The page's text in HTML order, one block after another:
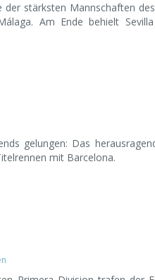
stärksten Mannschaften
Am Ende behielt
gelungen: Das
mit Barcelona.